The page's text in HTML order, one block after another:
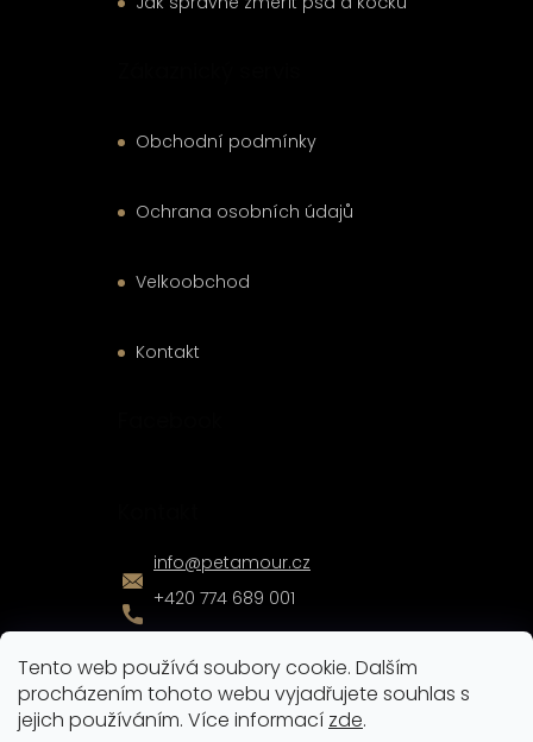
Tento web používá soubory cookie. Dalším
procházením tohoto webu vyjadřujete souhlas s
jejich používáním. Více informací zde.
Obchodní podmínky
Ochrana osobních údajů
Velkoobchod
Kontakt
info@petamour.cz
+420 774 689 001